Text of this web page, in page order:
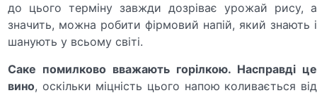
до цього терміну завжди дозріває урожай рису, а
значить, можна робити фірмовий напій, який знають і
шанують у всьому світі.
Саке помилково вважають горілкою. Насправді це
вино, оскільки міцність цього напою коливається від